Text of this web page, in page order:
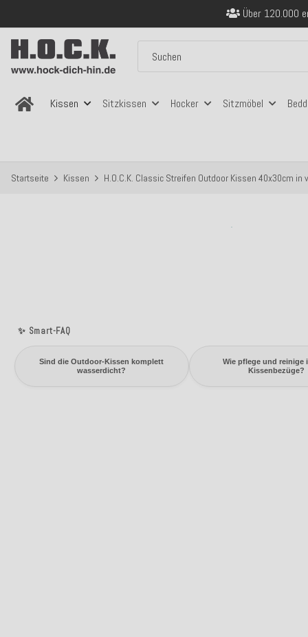
Über 120.000
Sicher
Kissen Sitzkissen Hocker Sitzmöbel
Startseite Kissen H.O.C.K. Classic Streifen Outdoor Kissen 40x30cm in
✨ Smart-FAQ
Sind die Outdoor-Kissen komplett
wasserdicht?
Wie pflege und reinige
Kissenbezüge?